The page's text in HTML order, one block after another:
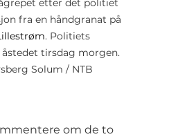
etter det politiet
fra en håndgranat på
. Politiets
tirsdag morgen.
Solum / NTB
om de to